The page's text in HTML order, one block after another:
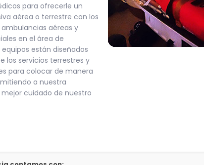
para ofrecerle un
aérea o terrestre con los
aéreas y
en el área de
están diseñados
los servicios terrestres y
para colocar de manera
a nuestra
cuidado de nuestro